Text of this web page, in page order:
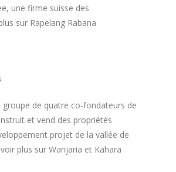
une firme suisse des
sur Rapelang Rabana
groupe de quatre co-fondateurs de
et vend des propriétés
projet de la vallée de
plus sur Wanjaria et Kahara